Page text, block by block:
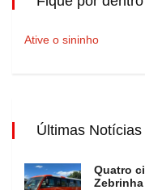
Ative o sininho
Últimas
Quatro